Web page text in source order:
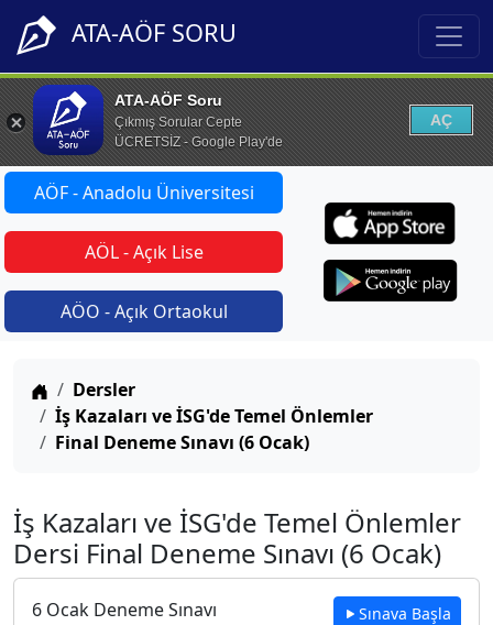
ATA-AÖF SORU
ATA-AÖF Soru
Çıkmış Sorular Cepte
ÜCRETSİZ - Google Play'de
AÇ
AÖF - Anadolu Üniversitesi
AÖL - Açık Lise
AÖO - Açık Ortaokul
Anasayfa
Dersler
İş Kazaları ve İSG'de Temel Önlemler
Final Deneme Sınavı (6 Ocak)
İş Kazaları ve İSG'de Temel Önlemler
Dersi Final Deneme Sınavı (6 Ocak)
6 Ocak Deneme Sınavı Sınava Başla